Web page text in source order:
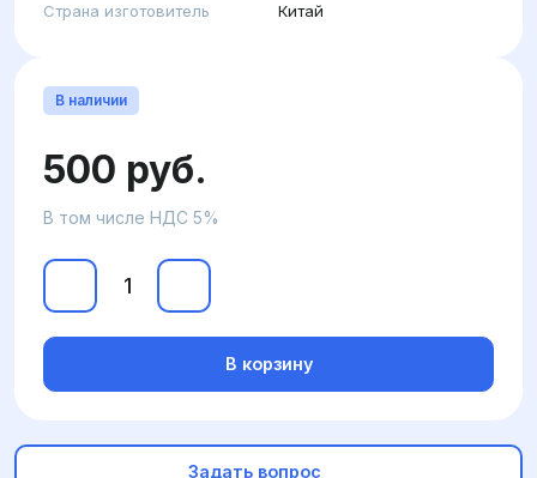
Страна изготовитель
Китай
В наличии
500 руб.
В том числе НДС 5%
В корзину
Задать вопрос